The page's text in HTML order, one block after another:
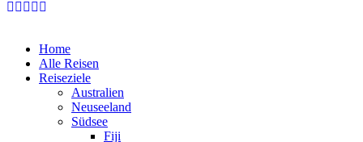
Home
Alle Reisen
Reiseziele
Australien
Neuseeland
Südsee
Fiji